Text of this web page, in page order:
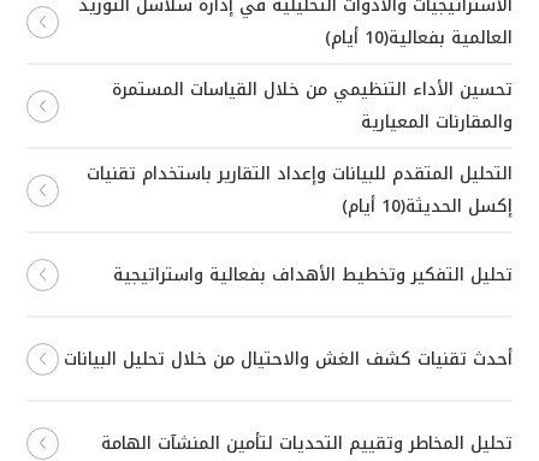
العالمية بفعالية(10 أيام)
تحسين الأداء التنظيمي من خلال القياسات المستمرة
والمقارنات المعيارية
التحليل المتقدم للبيانات وإعداد التقارير باستخدام تقنيات
إكسل الحديثة(10 أيام)
تحليل التفكير وتخطيط الأهداف بفعالية واستراتيجية
أحدث تقنيات كشف الغش والاحتيال من خلال تحليل البيانات
تحليل المخاطر وتقييم التحديات لتأمين المنشآت الهامة